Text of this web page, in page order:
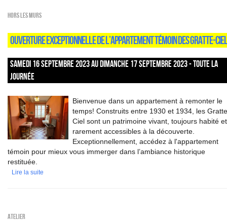
HORS LES MURS
OUVERTURE EXCEPTIONNELLE DE L’APPARTEMENT TÉMOIN DES GRATTE-CIEL
SAMEDI 16 SEPTEMBRE 2023 AU DIMANCHE 17 SEPTEMBRE 2023 - TOUTE LA
JOURNÉE
Bienvenue dans un appartement à remonter le
temps! Construits entre 1930 et 1934, les
Ciel sont un patrimoine vivant, toujours habité et
rarement accessibles à la découverte.
Exceptionnellement, accédez à l'appartement
témoin pour mieux vous immerger dans l’ambiance historique
restituée.
Lire la suite
Atelier